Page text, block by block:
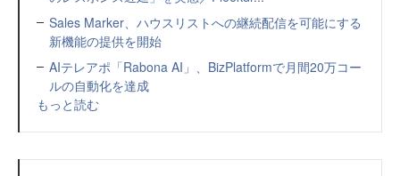
Sales Marker、ハウスリストへの継続配信を可能にする
新機能の提供を開始
AIテレアポ「Rabona AI」、BizPlatformで月間20万コー
ルの自動化を達成
もっと読む